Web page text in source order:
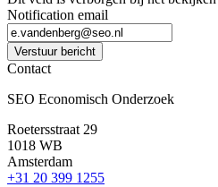
Notification email
Verstuur bericht
Contact
SEO Economisch Onderzoek
Roetersstraat 29
1018 WB
Amsterdam
+31 20 399 1255